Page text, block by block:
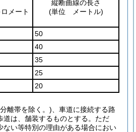
メート
縦断曲線の長さ
(単位 メートル)
50
40
35
25
20
離帯を除く。) 、車道に接続する路
は、舗装するものとする。 ただ
ない等特別の理由がある場合におい